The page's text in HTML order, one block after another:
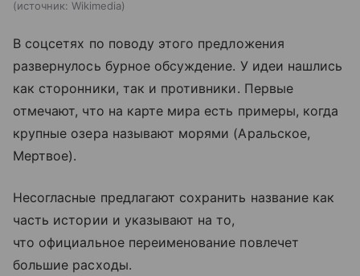
источник: Wikimedia
В соцсетях по поводу этого предложения
развернулось бурное обсуждение. У идеи нашлись
как сторонники, так и противники. Первые
отмечают, что на карте мира есть примеры, когда
крупные озера называют морями (Аральское,
Мертвое).
Несогласные предлагают сохранить название как
часть истории и указывают на то,
что официальное переименование повлечет
большие расходы.